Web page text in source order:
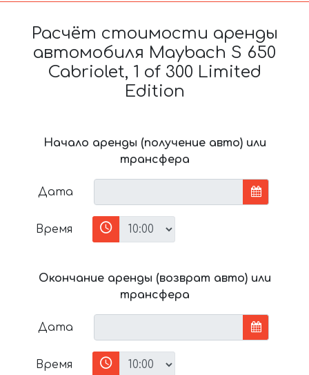
Расчёт стоимости аренды
автомобиля Maybach S 650
Cabriolet, 1 of 300 Limited
Edition
Начало аренды (получение авто) или
трансфера
Дата
Время
Окончание аренды (возврат авто) или
трансфера
Дата
Время